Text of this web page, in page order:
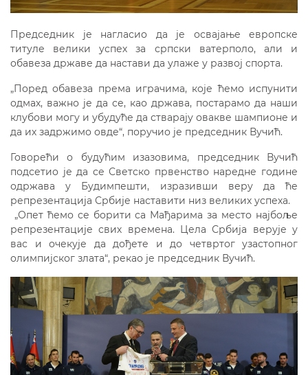
Председник је нагласио да је освајање европске
титуле велики успех за српски ватерполо, али и
обавеза државе да настави да улаже у развој спорта.
„Поред обавеза према играчима, које ћемо испунити
одмах, важно је да се, као држава, постарамо да наши
клубови могу и убудуће да стварају овакве шампионе и
да их задржимо овде“, поручио је председник Вучић.
Говорећи о будућим изазовима, председник Вучић
подсетио је да се Светско првенство наредне године
одржава у Будимпешти, изразивши веру да ће
репрезентација Србије наставити низ великих успеха.
„Опет ћемо се борити са Мађарима за место најбоље
репрезентације свих времена. Цела Србија верује у
вас и очекује да дођете и до четвртог узастопног
олимпијског злата“, рекао је председник Вучић.